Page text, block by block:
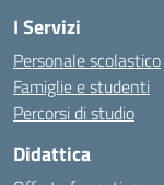
I Servizi
Personale scolastico
Famiglie e studenti
Percorsi di studio
Didattica